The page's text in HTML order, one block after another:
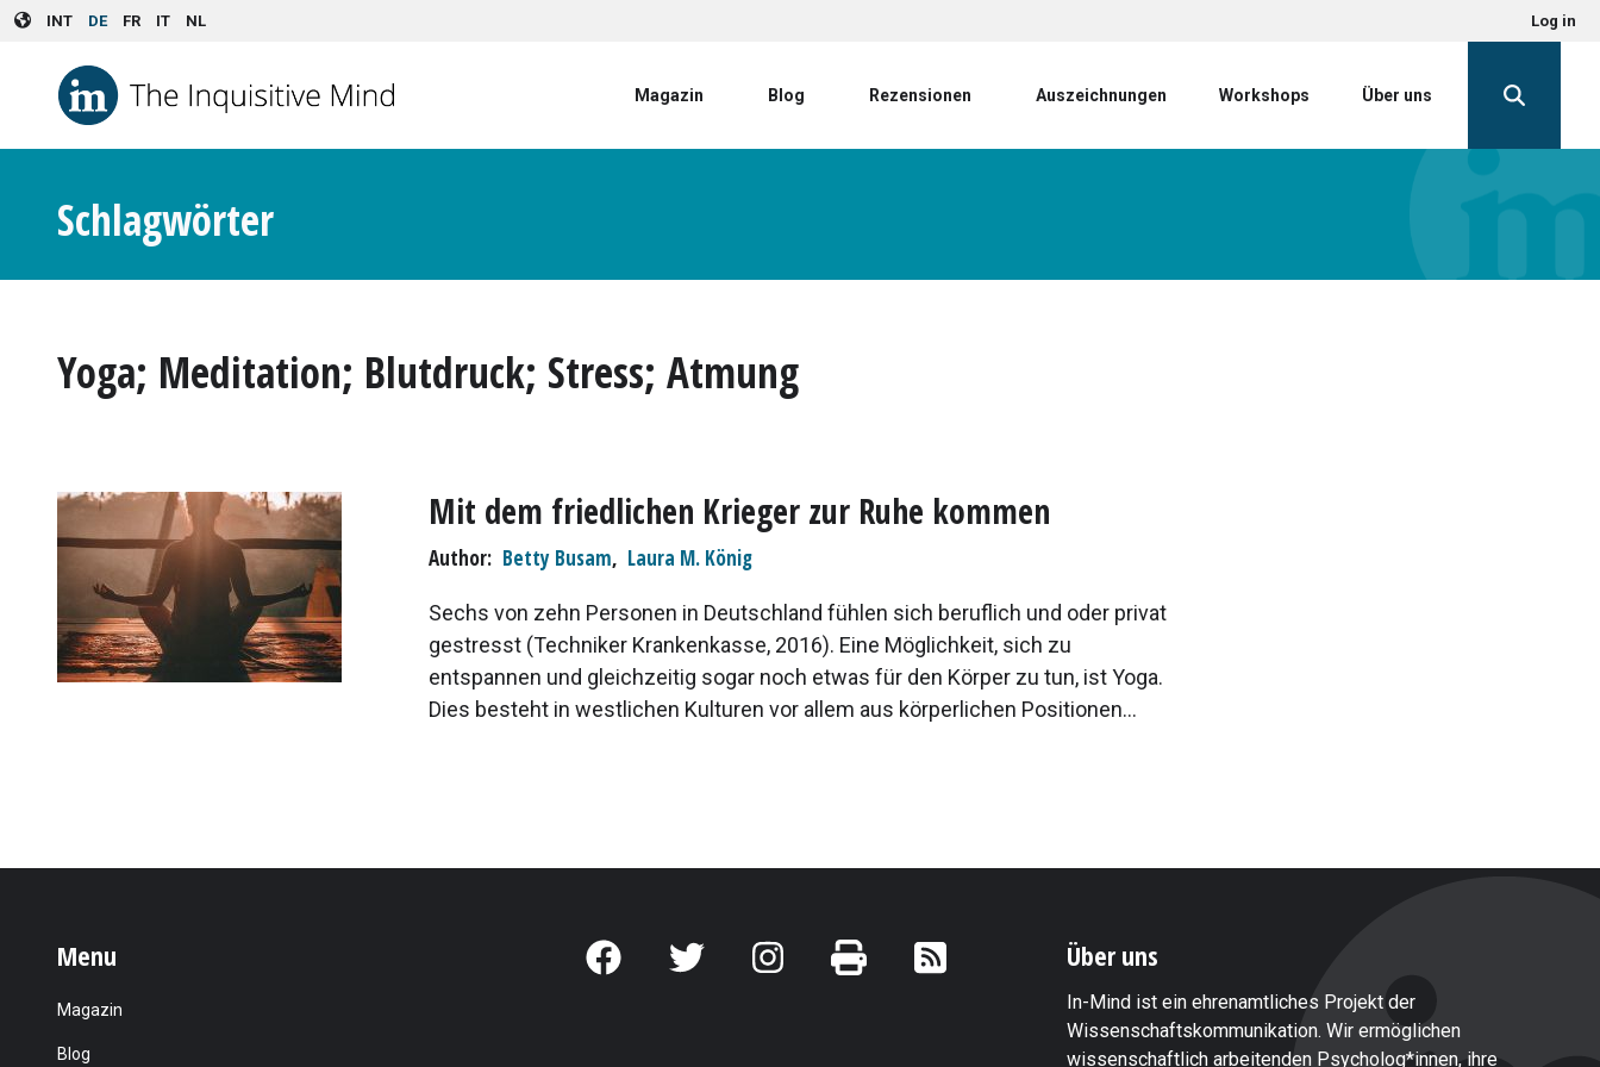
Skip to main content
INT DE FR IT NL Log in
Magazin Blog Rezensionen Auszeichnungen Workshops Über uns
Schlagwörter
Yoga; Meditation; Blutdruck; Stress; Atmung
Mit dem friedlichen Krieger zur Ruhe kommen
Author Betty Busam, Laura M. König
Sechs von zehn Personen in Deutschland fühlen sich beruflich und oder privat
gestresst (Techniker Krankenkasse, 2016). Eine Möglichkeit, sich zu
entspannen und gleichzeitig sogar noch etwas für den Körper zu tun, ist Yoga.
Dies besteht in westlichen Kulturen vor allem aus körperlichen Positionen...
Menu
Magazin
Blog
Über uns
In-Mind ist ein ehrenamtliches Projekt der
Wissenschaftskommunikation. Wir ermöglichen
wissenschaftlich arbeitenden Psycholog*innen, ihre